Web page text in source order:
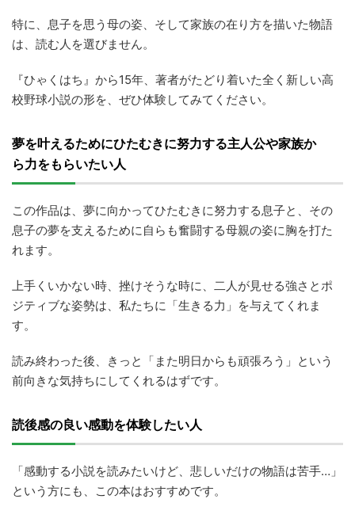
特に、息子を思う母の姿、そして家族の在り方を描いた物語
は、読む人を選びません。
『ひゃくはち』から15年、著者がたどり着いた全く新しい高
校野球小説の形を、ぜひ体験してみてください。
夢を叶えるためにひたむきに努力する主人公や家族か
ら力をもらいたい人
この作品は、夢に向かってひたむきに努力する息子と、その
息子の夢を支えるために自らも奮闘する母親の姿に胸を打た
れます。
上手くいかない時、挫けそうな時に、二人が見せる強さとポ
ジティブな姿勢は、私たちに「生きる力」を与えてくれま
す。
読み終わった後、きっと「また明日からも頑張ろう」という
前向きな気持ちにしてくれるはずです。
読後感の良い感動を体験したい人
「感動する小説を読みたいけど、悲しいだけの物語は苦手…」
という方にも、この本はおすすめです。